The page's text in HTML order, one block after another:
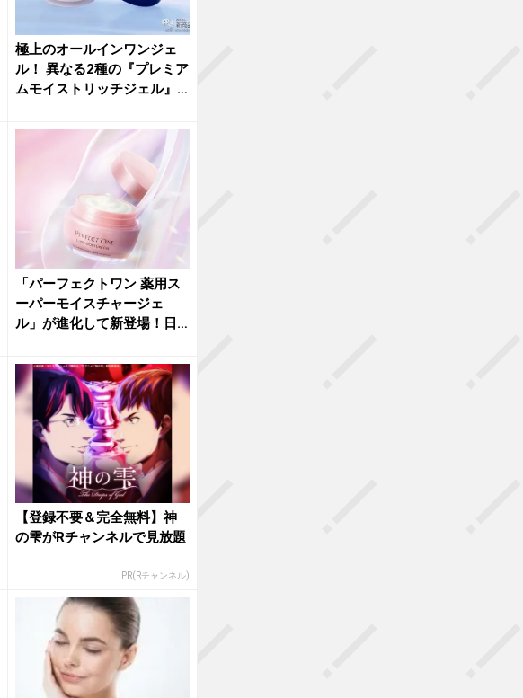
極上のオールインワンジェ
ル！ 異なる2種の『プレミア
ムモイストリッチジェル』
「パーフェクトワン 薬用ス
ーパーモイスチャージェ
ル」が進化して新登場！日
【登録不要＆完全無料】神
の雫がRチャンネルで見放題
PR(Rチャンネル)